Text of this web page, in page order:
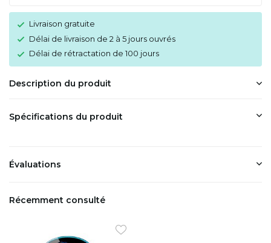
Livraison gratuite
Délai de livraison de 2 à 5 jours ouvrés
Délai de rétractation de 100 jours
Description du produit
Spécifications du produit
Évaluations
Récemment consulté